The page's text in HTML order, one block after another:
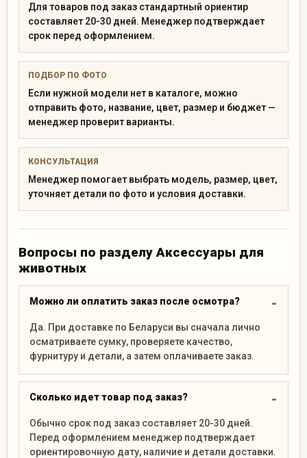
Для товаров под заказ стандартный ориентир
составляет 20-30 дней. Менеджер подтверждает
срок перед оформлением.
ПОДБОР ПО ФОТО
Если нужной модели нет в каталоге, можно
отправить фото, название, цвет, размер и бюджет —
менеджер проверит варианты.
КОНСУЛЬТАЦИЯ
Менеджер помогает выбрать модель, размер, цвет,
уточняет детали по фото и условия доставки.
Вопросы по разделу Аксессуары для
животных
Можно ли оплатить заказ после осмотра?
Да. При доставке по Беларуси вы сначала лично
осматриваете сумку, проверяете качество,
фурнитуру и детали, а затем оплачиваете заказ.
Сколько идет товар под заказ?
Обычно срок под заказ составляет 20-30 дней.
Перед оформлением менеджер подтверждает
ориентировочную дату, наличие и детали доставки.